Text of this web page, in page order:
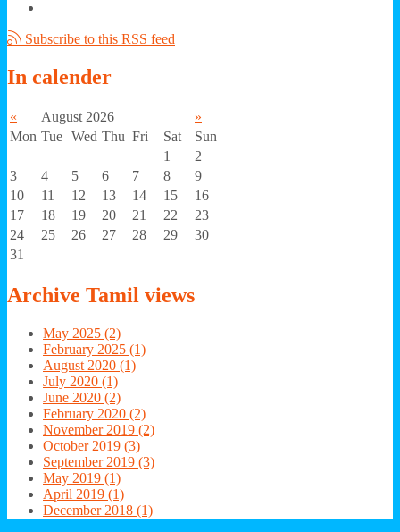
Subscribe to this RSS feed
In calender
« August 2026
»
Mon Tue Wed Thu Fri Sat
Sun
1
2
3
4 5 6 7 8
9
10
11 12 13 14 15
16
17
18 19 20 21 22
23
24
25 26 27 28 29
30
31
Archive Tamil views
May 2025 (2)
February 2025 (1)
August 2020 (1)
July 2020 (1)
June 2020 (2)
February 2020 (2)
November 2019 (2)
October 2019 (3)
September 2019 (3)
May 2019 (1)
April 2019 (1)
December 2018 (1)